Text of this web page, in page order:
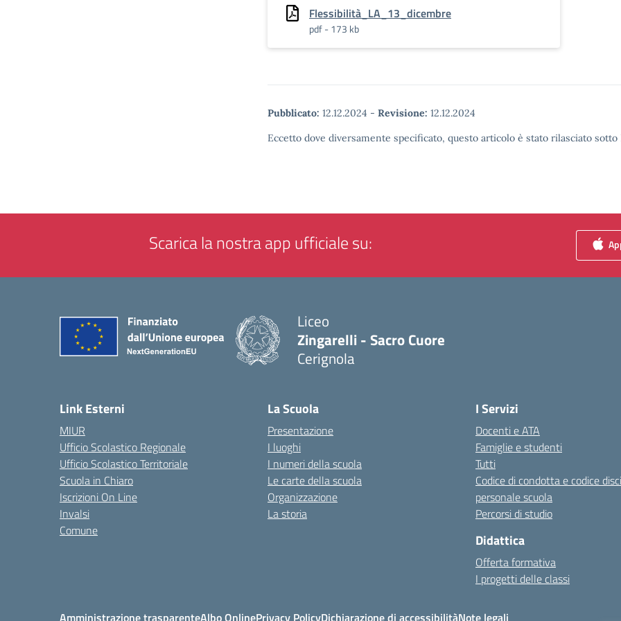
Flessibilità_LA_13_dicembre
pdf - 173 kb
Pubblicato: 12.12.2024 - Revisione: 12.12.2024
Eccetto dove diversamente specificato, questo articolo è stato rilasciato
Scarica la nostra app ufficiale su:
Liceo
Zingarelli - Sacro Cuore
Cerignola
Link Esterni
MIUR
Ufficio Scolastico Regionale
Ufficio Scolastico Territoriale
Scuola in Chiaro
Iscrizioni On Line
Invalsi
Comune
La Scuola
Presentazione
I luoghi
I numeri della scuola
Le carte della scuola
Organizzazione
La storia
I Servizi
Docenti e ATA
Famiglie e studenti
Tutti
Codice di condotta e codice
personale scuola
Percorsi di studio
Didattica
Offerta formativa
I progetti delle classi
Amministrazione trasparenteAlbo OnlinePrivacy PolicyDichiarazione di accessibilitàNote legali